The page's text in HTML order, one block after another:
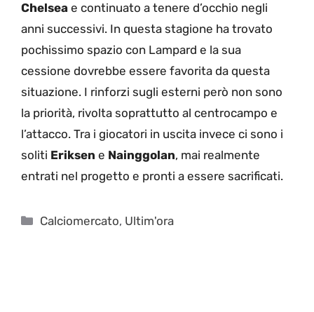
Chelsea e continuato a tenere d’occhio negli
anni successivi. In questa stagione ha trovato
pochissimo spazio con Lampard e la sua
cessione dovrebbe essere favorita da questa
situazione. I rinforzi sugli esterni però non sono
la priorità, rivolta soprattutto al centrocampo e
l’attacco. Tra i giocatori in uscita invece ci sono i
soliti Eriksen e Nainggolan, mai realmente
entrati nel progetto e pronti a essere sacrificati.
Categorie
Calciomercato, Ultim'ora